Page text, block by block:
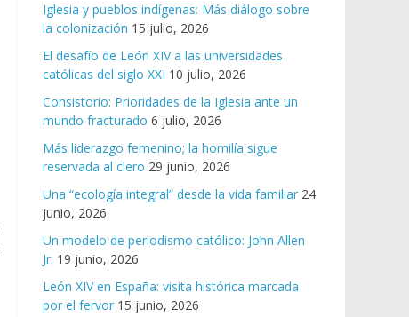
Iglesia y pueblos indígenas: Más diálogo sobre
la colonización 15 julio, 2026
El desafío de León XIV a las universidades
católicas del siglo XXI 10 julio, 2026
Consistorio: Prioridades de la Iglesia ante un
mundo fracturado 6 julio, 2026
Más liderazgo femenino; la homilía sigue
reservada al clero 29 junio, 2026
Una “ecología integral” desde la vida familiar 24
junio, 2026
Un modelo de periodismo católico: John Allen
Jr. 19 junio, 2026
León XIV en España: visita histórica marcada
por el fervor 15 junio, 2026